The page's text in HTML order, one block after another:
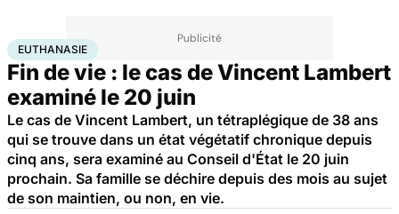
AccueilSantéEuthanasie
EUTHANASIE
Fin de vie : le cas de Vincent Lambert
examiné le 20 juin
Le cas de Vincent Lambert, un tétraplégique de 38 ans
qui se trouve dans un état végétatif chronique depuis
cinq ans, sera examiné au Conseil d'État le 20 juin
prochain. Sa famille se déchire depuis des mois au sujet
de son maintien, ou non, en vie.